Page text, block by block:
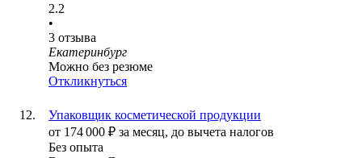
2.2
•
3 отзыва
Екатеринбург
Можно без резюме
Откликнуться
Упаковщик косметической продукции
от 174 000 ₽ за месяц, до вычета налогов
Без опыта